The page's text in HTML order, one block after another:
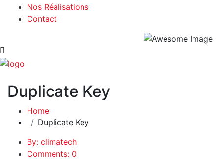
Nos Réalisations
Contact
Duplicate Key
Home
Duplicate Key
By: climatech
Comments: 0